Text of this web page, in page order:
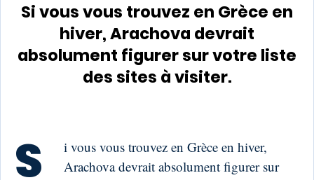
Si vous vous trouvez en Grèce en
hiver, Arachova devrait
absolument figurer sur votre liste
des sites à visiter.
S
i vous vous trouvez en Grèce en hiver,
Arachova devrait absolument figurer sur